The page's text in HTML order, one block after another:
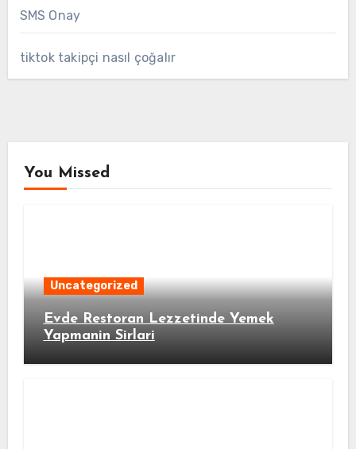
SMS Onay
tiktok takipçi nasıl çoğalır
You Missed
Uncategorized
Evde Restoran Lezzetinde Yemek
Yapmanin Sirlari